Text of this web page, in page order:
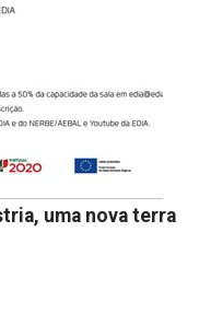
uma nova terra